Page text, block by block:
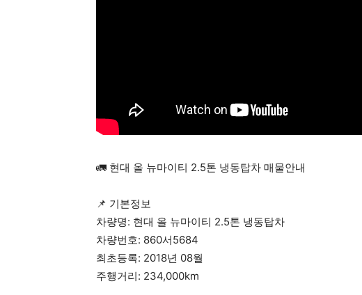
🚛 현대 올 뉴마이티 2.5톤 냉동탑차 매물안내
📌 기본정보
차량명: 현대 올 뉴마이티 2.5톤 냉동탑차
차량번호: 860서5684
최초등록: 2018년 08월
주행거리: 234,000km